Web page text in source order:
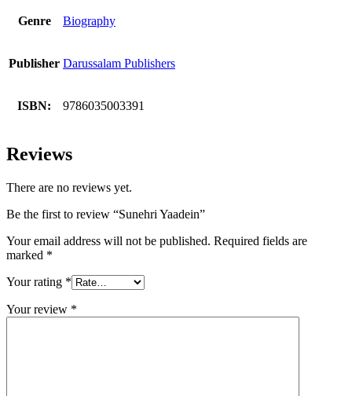
Genre Biography
Publisher Darussalam Publishers
ISBN: 9786035003391
Reviews
There are no reviews yet.
Be the first to review “Sunehri Yaadein”
Your email address will not be published. Required fields are
marked *
Your rating *
Your review *